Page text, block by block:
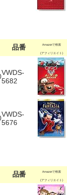
品番 Amazonで検索
(アフィリエイト)
VWDS-
5682
VWDS-
5676
品番 Amazonで検索
(アフィリエイト)